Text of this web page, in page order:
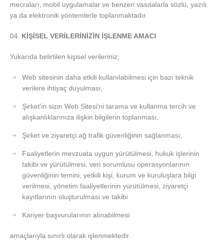
mecraları, mobil uygulamalar ve benzeri vasıtalarla sözlü, yazılı
ya da elektronik yöntemlerle toplanmaktadır.
KİŞİSEL VERİLERİNİZİN İŞLENME AMACI
Yukarıda belirtilen kişisel verileriniz;
Web sitesinin daha etkili kullanılabilmesi için bazı teknik
verilere ihtiyaç duyulması,
Şirket’in sizin Web Sitesi’ni tarama ve kullanma tercih ve
alışkanlıklarınıza ilişkin bilgilerin toplanması,
Şirket ve ziyaretçi ağ trafik güvenliğinin sağlanması,
Faaliyetlerin mevzuata uygun yürütülmesi, hukuk işlerinin
takibi ve yürütülmesi, veri sorumlusu operasyonlarının
güvenliğinin temini, yetkili kişi, kurum ve kuruluşlara bilgi
verilmesi, yönetim faaliyetlerinin yürütülmesi, ziyaretçi
kayıtlarının oluşturulması ve takibi
Kariyer başvurularının alınabilmesi
amaçlarıyla sınırlı olarak işlenmektedir.